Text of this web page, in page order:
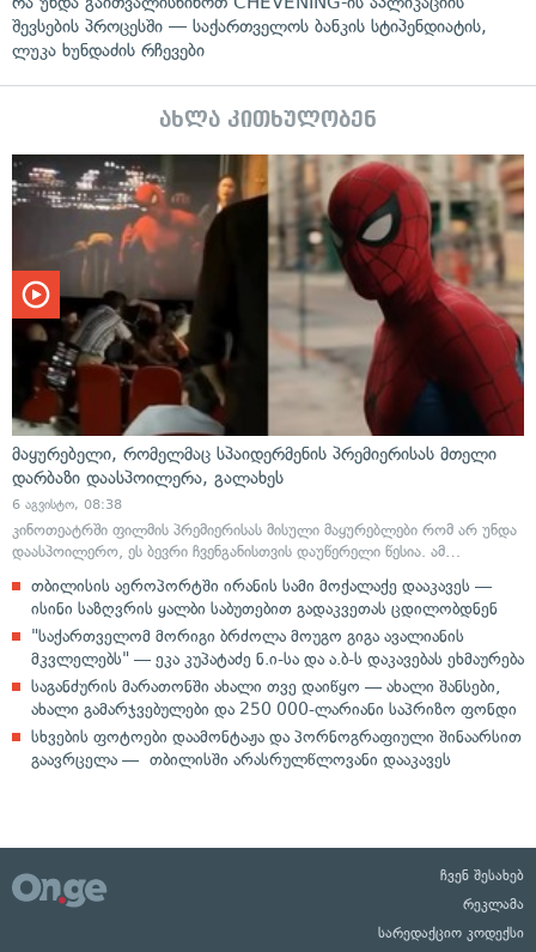
შევსების პროცესში — საქართველოს ბანკის სტიპენდიატის,
ლუკა ხუნდაძის რჩევები
ახლა კითხულობენ
მაყურებელი, რომელმაც სპაიდერმენის პრემიერისას მთელი
დარბაზი დაასპოილერა, გალახეს
6 აგვისტო, 08:38
კინოთეატრში ფილმის პრემიერისას მისული მაყურებლები რომ არ უნდა
დაასპოილერო, ეს ბევრი ჩვენგანისთვის დაუწერელი წესია. ამ…
თბილისის აეროპორტში ირანის სამი მოქალაქე დააკავეს —
ისინი საზღვრის ყალბი საბუთებით გადაკვეთას ცდილობდნენ
"საქართველომ მორიგი ბრძოლა მოუგო გიგა ავალიანის
მკვლელებს" — ეკა კუპატაძე ნ.ი-სა და ა.ბ-ს დაკავებას ეხმაურება
საგანძურის მარათონში ახალი თვე დაიწყო — ახალი შანსები,
ახალი გამარჯვებულები და 250 000-ლარიანი საპრიზო ფონდი
სხვების ფოტოები დაამონტაჟა და პორნოგრაფიული შინაარსით
გაავრცელა — თბილისში არასრულწლოვანი დააკავეს
ჩვენ შესახებ
რეკლამა
სარედაქციო კოდექსი